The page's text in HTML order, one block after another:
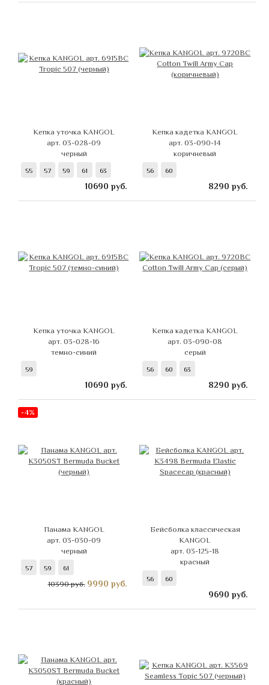
Кепка уточка KANGOL
арт. 03-028-09
черный
55 57 59 61 63
10690 руб.
Кепка кадетка KANGOL
арт. 03-090-14
коричневый
56 60
8290 руб.
Кепка уточка KANGOL
арт. 03-028-16
темно-синий
59
10690 руб.
Кепка кадетка KANGOL
арт. 03-090-08
серый
56 60 63
8290 руб.
-4%
Панама KANGOL
арт. 03-030-09
черный
57 59 61
10390 руб. 9990 руб.
Бейсболка классическая
KANGOL
арт. 03-125-18
красный
56 60
9690 руб.